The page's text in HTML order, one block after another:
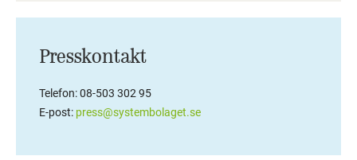
Presskontakt
Telefon: 08-503 302 95
E-post: press@systembolaget.se